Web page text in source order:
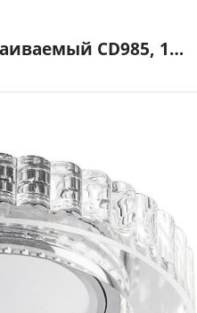
50W G5.3 4000K прозрачный FERON арт. 32662